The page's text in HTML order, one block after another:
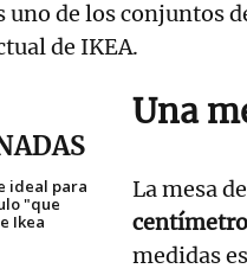
uno de los conjuntos
de IKEA.
ideal para
"que
Ikea
Una
La mesa
medidas